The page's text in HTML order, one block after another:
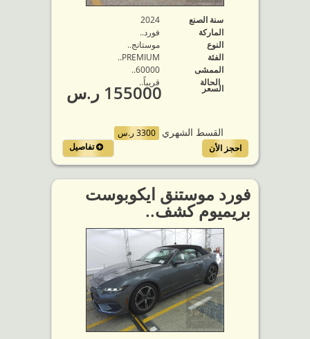
سنة الصنع
2024
الماركة
فورد..
النوع
موستانج..
الفئة
PREMIUM..
الممشى
60000..
الحالة
قريباً..
السعر 155000 ر.س
القسط الشهري 3300 ر.س
تفاصيل
احجز الأن
فورد موستنق ايكوبوست
بريميوم كشف..